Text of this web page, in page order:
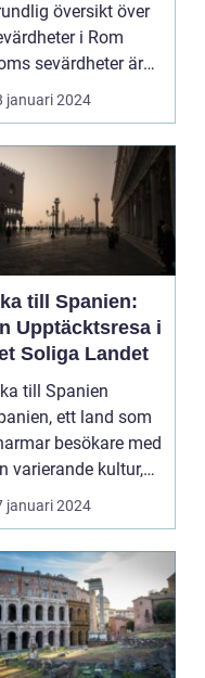
översikt över
i Rom
sevärdheter är
över hela världe...
januari 2024
till Spanien:
Upptäcktsresa i
Soliga Landet
till Spanien
ett land som
besökare med
varierande kultur,
stränder...
januari 2024